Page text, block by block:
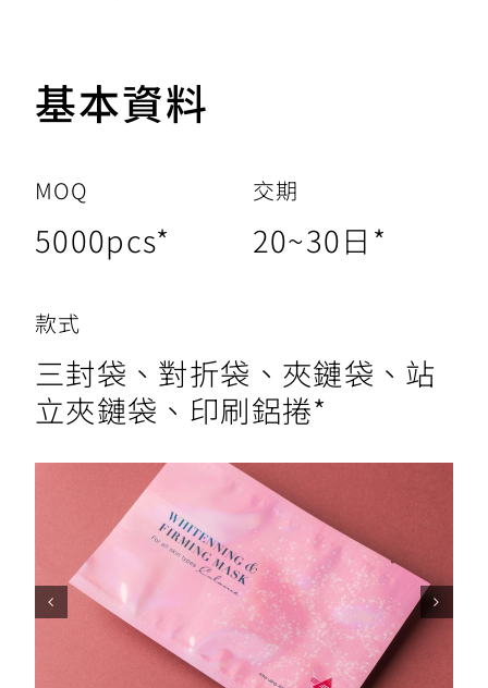
基本資料
MOQ
5000pcs*
交期
20~30日 *
款式
三封袋、對折袋、夾鏈袋、站
立夾鏈袋、印刷鋁捲*